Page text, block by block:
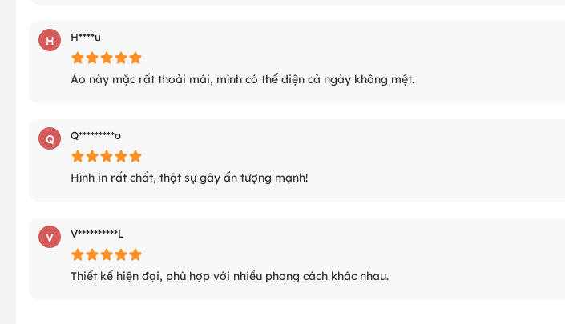
H H****u
Áo này mặc rất thoải mái, mình có thể diện cả ngày không mệt.
Q Q*********o
Hình in rất chất, thật sự gây ấn tượng mạnh!
V V**********L
Thiết kế hiện đại, phù hợp với nhiều phong cách khác nhau.